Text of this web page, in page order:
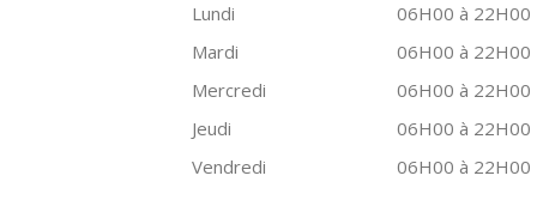
Lundi
06H00 à 22H00
Mardi
06H00 à 22H00
Mercredi
06H00 à 22H00
Jeudi
06H00 à 22H00
Vendredi
06H00 à 22H00